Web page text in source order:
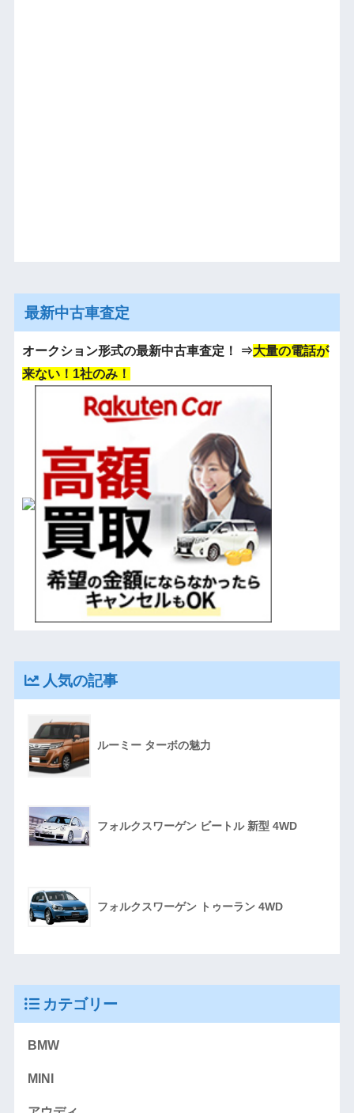
最新中古車査定
オークション形式の最新中古車査定！ ⇒大量の電話が
来ない！1社のみ！
人気の記事
ルーミー ターボの魅力
フォルクスワーゲン ビートル 新型 4WD
フォルクスワーゲン トゥーラン 4WD
カテゴリー
BMW
MINI